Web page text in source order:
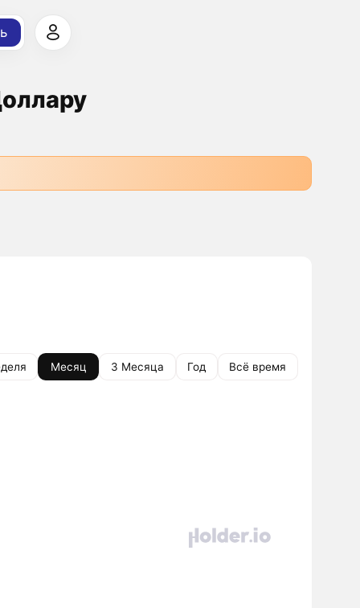
Месяц 3 Месяца Год Всё время